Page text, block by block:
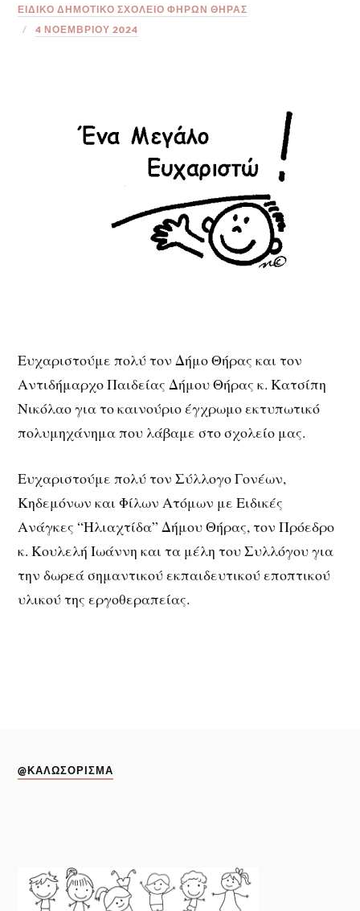
ΕΙΔΙΚΟ ΔΗΜΟΤΙΚΟ ΣΧΟΛΕΙΟ ΦΗΡΩΝ ΘΗΡΑΣ
4 ΝΟΕΜΒΡΊΟΥ 2024
Ευχαριστούμε πολύ τον Δήμο Θήρας και τον
Αντιδήμαρχο Παιδείας Δήμου Θήρας κ. Κατσίπη
Νικόλαο για το καινούριο έγχρωμο εκτυπωτικό
πολυμηχάνημα που λάβαμε στο σχολείο μας.
Ευχαριστούμε πολύ τον Σύλλογο Γονέων,
Κηδεμόνων και Φίλων Ατόμων με Ειδικές
Ανάγκες “Ηλιαχτίδα” Δήμου Θήρας, τον Πρόεδρο
κ. Κουλελή Ιωάννη και τα μέλη του Συλλόγου για
την δωρεά σημαντικού εκπαιδευτικού εποπτικού
υλικού της εργοθεραπείας.
@ΚΑΛΩΣΌΡΙΣΜΑ